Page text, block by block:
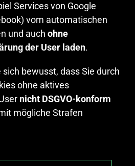
Services von Google
vom automatischen
und auch ohne
der User laden.
sich bewusst, dass Sie durch
ohne aktives
nicht DSGVO-konform
mögliche Strafen